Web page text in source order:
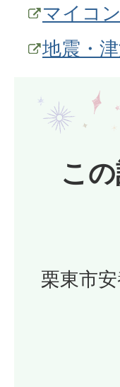
マイコ
地震・
こ
栗東市